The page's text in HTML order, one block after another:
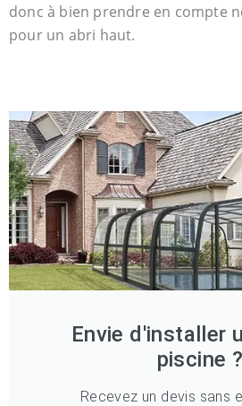
donc à bien prendre en compte
pour un abri haut.
Envie d'installer
piscine ?
Recevez un devis sans